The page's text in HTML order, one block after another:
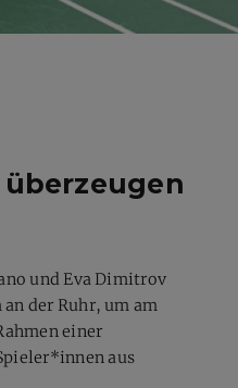
und Eva Dimitrov
der Ruhr, um am
einer
aus